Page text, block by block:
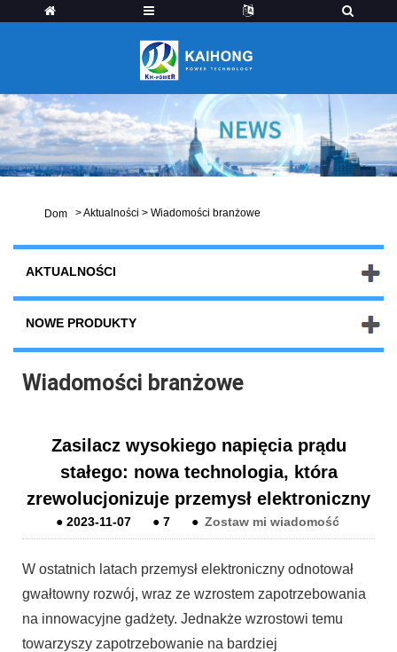
Dom >Aktualności > Wiadomości branżowe
AKTUALNOŚCI
NOWE PRODUKTY
Wiadomości branżowe
Zasilacz wysokiego napięcia prądu
stałego: nowa technologia, która
zrewolucjonizuje przemysł elektroniczny
● 2023-11-07 ● 7 ● Zostaw mi wiadomość
W ostatnich latach przemysł elektroniczny odnotował
gwałtowny rozwój, wraz ze wzrostem zapotrzebowania
na innowacyjne gadżety. Jednakże wzrostowi temu
towarzyszy zapotrzebowanie na bardziej